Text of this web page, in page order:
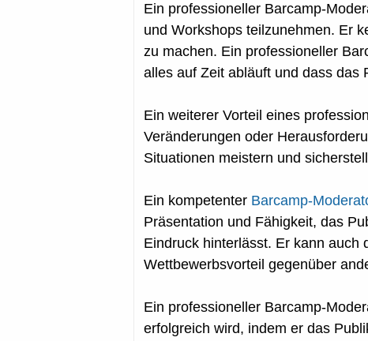
Ein professioneller Barcamp-
und Workshops teilzunehmen. Er
zu machen. Ein professioneller
alles auf Zeit abläuft und dass das
Ein weiterer Vorteil eines
Veränderungen oder
Situationen meistern und
Ein kompetenter Barcamp-
Präsentation und Fähigkeit, das
Eindruck hinterlässt. Er kann auch
Wettbewerbsvorteil gegenüber
Ein professioneller Barcamp-
erfolgreich wird, indem er das